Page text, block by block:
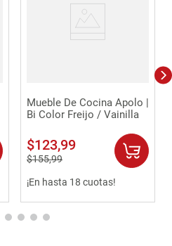
Mueble De Cocina Apolo |
Bi Color Freijo / Vainilla
$123,99
$155,99
¡En hasta 18 cuotas!